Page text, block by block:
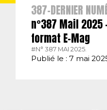
387-DERNIER
n°387 Mail 2025
format E-Mag
#N° 387 MAI 2025.
Publié le : 7 mai